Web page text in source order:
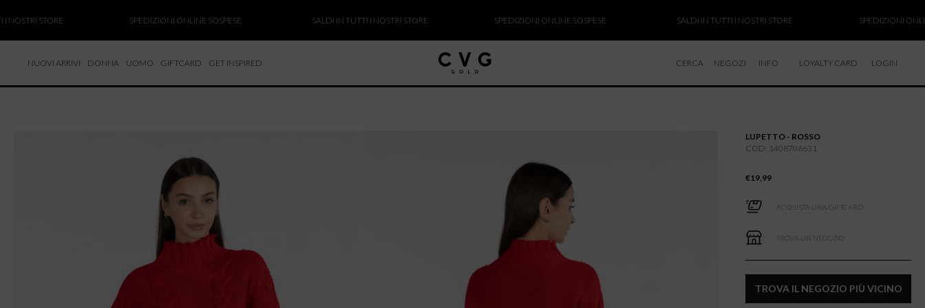
STORE SPEDIZIONI ONLINE SOSPESE SALDI IN TUTTI I NOSTRI STORE SPEDIZIONI ONLINE SOSPESE SALDI IN TUTTI I NOSTRI STORE SPEDIZIONI ONLINE
NUOVI ARRIVI DONNA UOMO GIFTCARD GET INSPIRED CERCA NEGOZI INFO
RESI E RIMBORSI
LOYALTY CARD LOGIN
ARRIVI
LUPETTO - ROSSO
COD: 1408706631
€19,99
ACQUISTA UNA GIFTCARD
TROVA UN NEGOZIO
TROVA IL NEGOZIO PIÙ VICINO